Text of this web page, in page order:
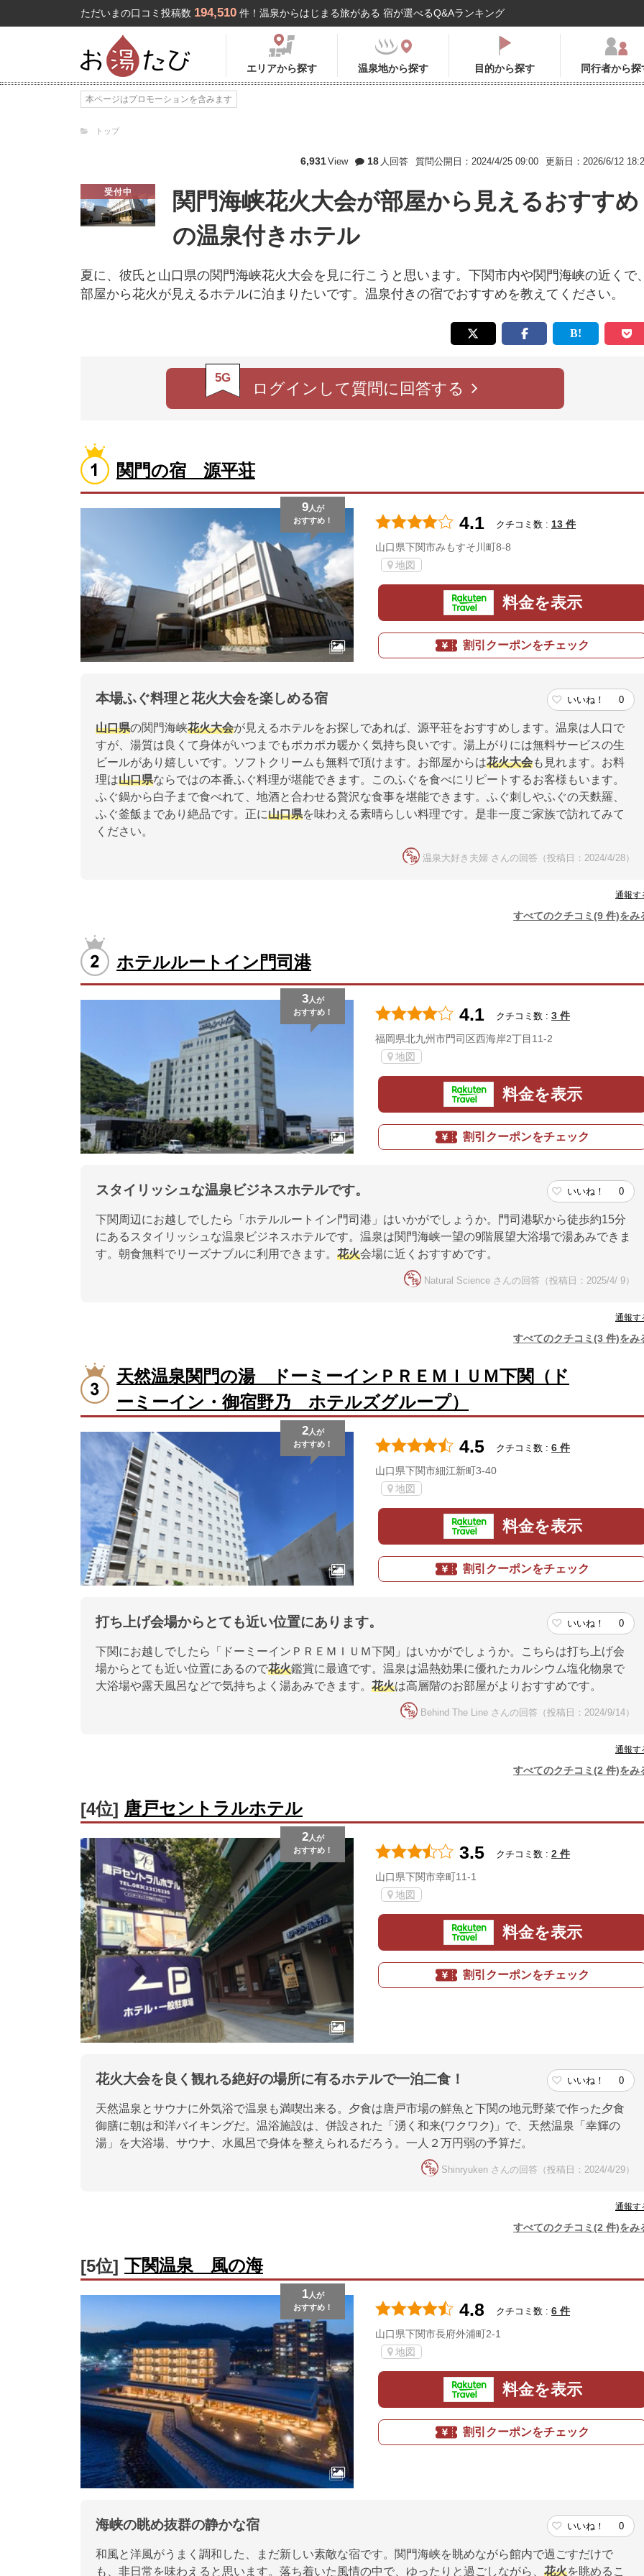
ただいまの口コミ投稿数 194,510 件！温泉からはじまる旅がある 宿が選べるQ&Aランキング
エリアから探す 温泉地から探す 目的から探す 同行者から探
本ページはプロモーションを含みます
トップ
6,931View 18 人回答 質問公開日：2024/4/25 09:00 更新日：2026/6/12
受付中
関門海峡花火大会が部屋から見えるおすすめ
の温泉付きホテル
夏に、彼氏と山口県の関門海峡花火大会を見に行こうと思います。下関市内や関門海峡の近くで
部屋から花火が見えるホテルに泊まりたいです。温泉付きの宿でおすすめを教えてください。
5G
ログインして質問に回答する
関門の宿 源平荘
9人が
おすすめ！
4.1 クチコミ数 : 13 件
山口県下関市みもすそ川町8-8
地図
料金を表示
割引クーポンをチェック
本場ふぐ料理と花火大会を楽しめる宿 いいね！ 0
山口県の関門海峡花火大会が見えるホテルをお探しであれば、源平荘をおすすめします。温泉は人口で
すが、湯質は良くて身体がいつまでもポカポカ暖かく気持ち良いです。湯上がりには無料サービスの生
ビールがあり嬉しいです。ソフトクリームも無料で頂けます。お部屋からは花火大会も見れます。お料
理は山口県ならではの本番ふぐ料理が堪能できます。このふぐを食べにリピートするお客様もいます。
ふぐ鍋から白子まで食べれて、地酒と合わせる贅沢な食事を堪能できます。ふぐ刺しやふぐの天麩羅、
ふぐ釜飯まであり絶品です。正に山口県を味わえる素晴らしい料理です。是非一度ご家族で訪れてみて
ください。
温泉大好き夫婦 さんの回答（投稿日：2024/4/28）
通報す
すべてのクチコミ(9 件)をみ
ホテルルートイン門司港
3人が
おすすめ！
4.1 クチコミ数 : 3 件
福岡県北九州市門司区西海岸2丁目11-2
地図
料金を表示
割引クーポンをチェック
スタイリッシュな温泉ビジネスホテルです。 いいね！ 0
下関周辺にお越しでしたら「ホテルルートイン門司港」はいかがでしょうか。門司港駅から徒歩約15分
にあるスタイリッシュな温泉ビジネスホテルです。温泉は関門海峡一望の9階展望大浴場で湯あみできま
す。朝食無料でリーズナブルに利用できます。 花火会場に近くおすすめです。
Natural Science さんの回答（投稿日：2025/4/ 9）
通報す
すべてのクチコミ(3 件)をみ
天然温泉関門の湯 ドーミーインＰＲＥＭＩＵＭ下関（ド
ーミーイン・御宿野乃 ホテルズグループ）
2人が
おすすめ！
4.5 クチコミ数 : 6 件
山口県下関市細江新町3-40
地図
料金を表示
割引クーポンをチェック
打ち上げ会場からとても近い位置にあります。 いいね！ 0
下関にお越しでしたら「ドーミーインＰＲＥＭＩＵＭ下関」はいかがでしょうか。こちらは打ち上げ会
場からとても近い位置にあるので花火鑑賞に最適です。温泉は温熱効果に優れたカルシウム塩化物泉で
大浴場や露天風呂などで気持ちよく湯あみできます。 花火は高層階のお部屋がよりおすすめです。
Behind The Line さんの回答（投稿日：2024/9/14）
通報す
すべてのクチコミ(2 件)をみ
[4位] 唐戸セントラルホテル
2人が
おすすめ！
3.5 クチコミ数 : 2 件
山口県下関市幸町11-1
地図
料金を表示
割引クーポンをチェック
花火大会を良く観れる絶好の場所に有るホテルで一泊二食！ いいね！ 0
天然温泉とサウナに外気浴で温泉も満喫出来る。夕食は唐戸市場の鮮魚と下関の地元野菜で作った夕食
御膳に朝は和洋バイキングだ。温浴施設は、併設された「湧く和来(ワクワク)」で、天然温泉「幸輝の
湯」を大浴場、サウナ、水風呂で身体を整えられるだろう。一人２万円弱の予算だ。
Shinryuken さんの回答（投稿日：2024/4/29）
通報す
すべてのクチコミ(2 件)をみ
[5位] 下関温泉 風の海
1人が
おすすめ！
4.8 クチコミ数 : 6 件
山口県下関市長府外浦町2-1
地図
料金を表示
割引クーポンをチェック
海峡の眺め抜群の静かな宿 いいね！ 0
和風と洋風がうまく調和した、まだ新しい素敵な宿です。関門海峡を眺めながら館内で過ごすだけで
も、非日常を味わえると思います。落ち着いた風情の中で、ゆったりと過ごしながら、 花火を眺めるこ